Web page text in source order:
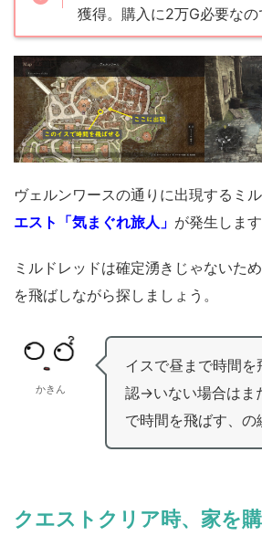
獲得。購入に2万G必要なの
ヴェルンワースの通りに出現するミ
エスト「気まぐれ旅人」 が発生します
ミルドレッドは確定湧きじゃないた
を飛ばしながら探しましょう。
かきん
イスで昼まで時間
認→いない場合はま
で時間を飛ばす、の
クエストクリア時、家を